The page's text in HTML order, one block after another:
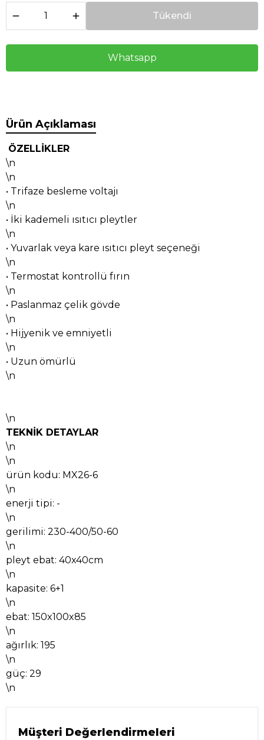
Tükendi
Whatsapp
Ürün Açıklaması
ÖZELLİKLER
\n
\n
• Trifaze besleme voltajı
\n
• İki kademeli ısıtıcı pleytler
\n
• Yuvarlak veya kare ısıtıcı pleyt seçeneği
\n
• Termostat kontrollü fırın
\n
• Paslanmaz çelik gövde
\n
• Hijyenik ve emniyetli
\n
• Uzun ömürlü
\n
\n
TEKNİK DETAYLAR
\n
\n
ürün kodu: MX26-6
\n
enerji tipi: -
\n
gerilimi: 230-400/50-60
\n
pleyt ebat: 40x40cm
\n
kapasite: 6+1
\n
ebat: 150x100x85
\n
ağırlık: 195
\n
güç: 29
\n
Müşteri Değerlendirmeleri